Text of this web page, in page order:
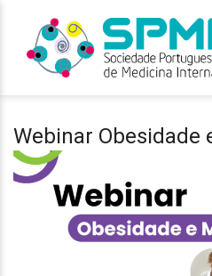
Webinar Obesidade